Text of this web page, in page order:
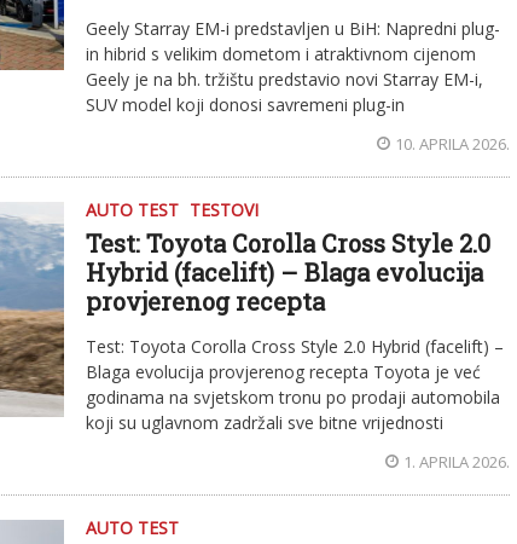
Geely Starray EM-i predstavljen u BiH: Napredni plug-
in hibrid s velikim dometom i atraktivnom cijenom
Geely je na bh. tržištu predstavio novi Starray EM-i,
SUV model koji donosi savremeni plug-in
10. APRILA 2026.
AUTO TEST TESTOVI
Test: Toyota Corolla Cross Style 2.0
Hybrid (facelift) – Blaga evolucija
provjerenog recepta
Test: Toyota Corolla Cross Style 2.0 Hybrid (facelift) –
Blaga evolucija provjerenog recepta Toyota je već
godinama na svjetskom tronu po prodaji automobila
koji su uglavnom zadržali sve bitne vrijednosti
1. APRILA 2026.
AUTO TEST